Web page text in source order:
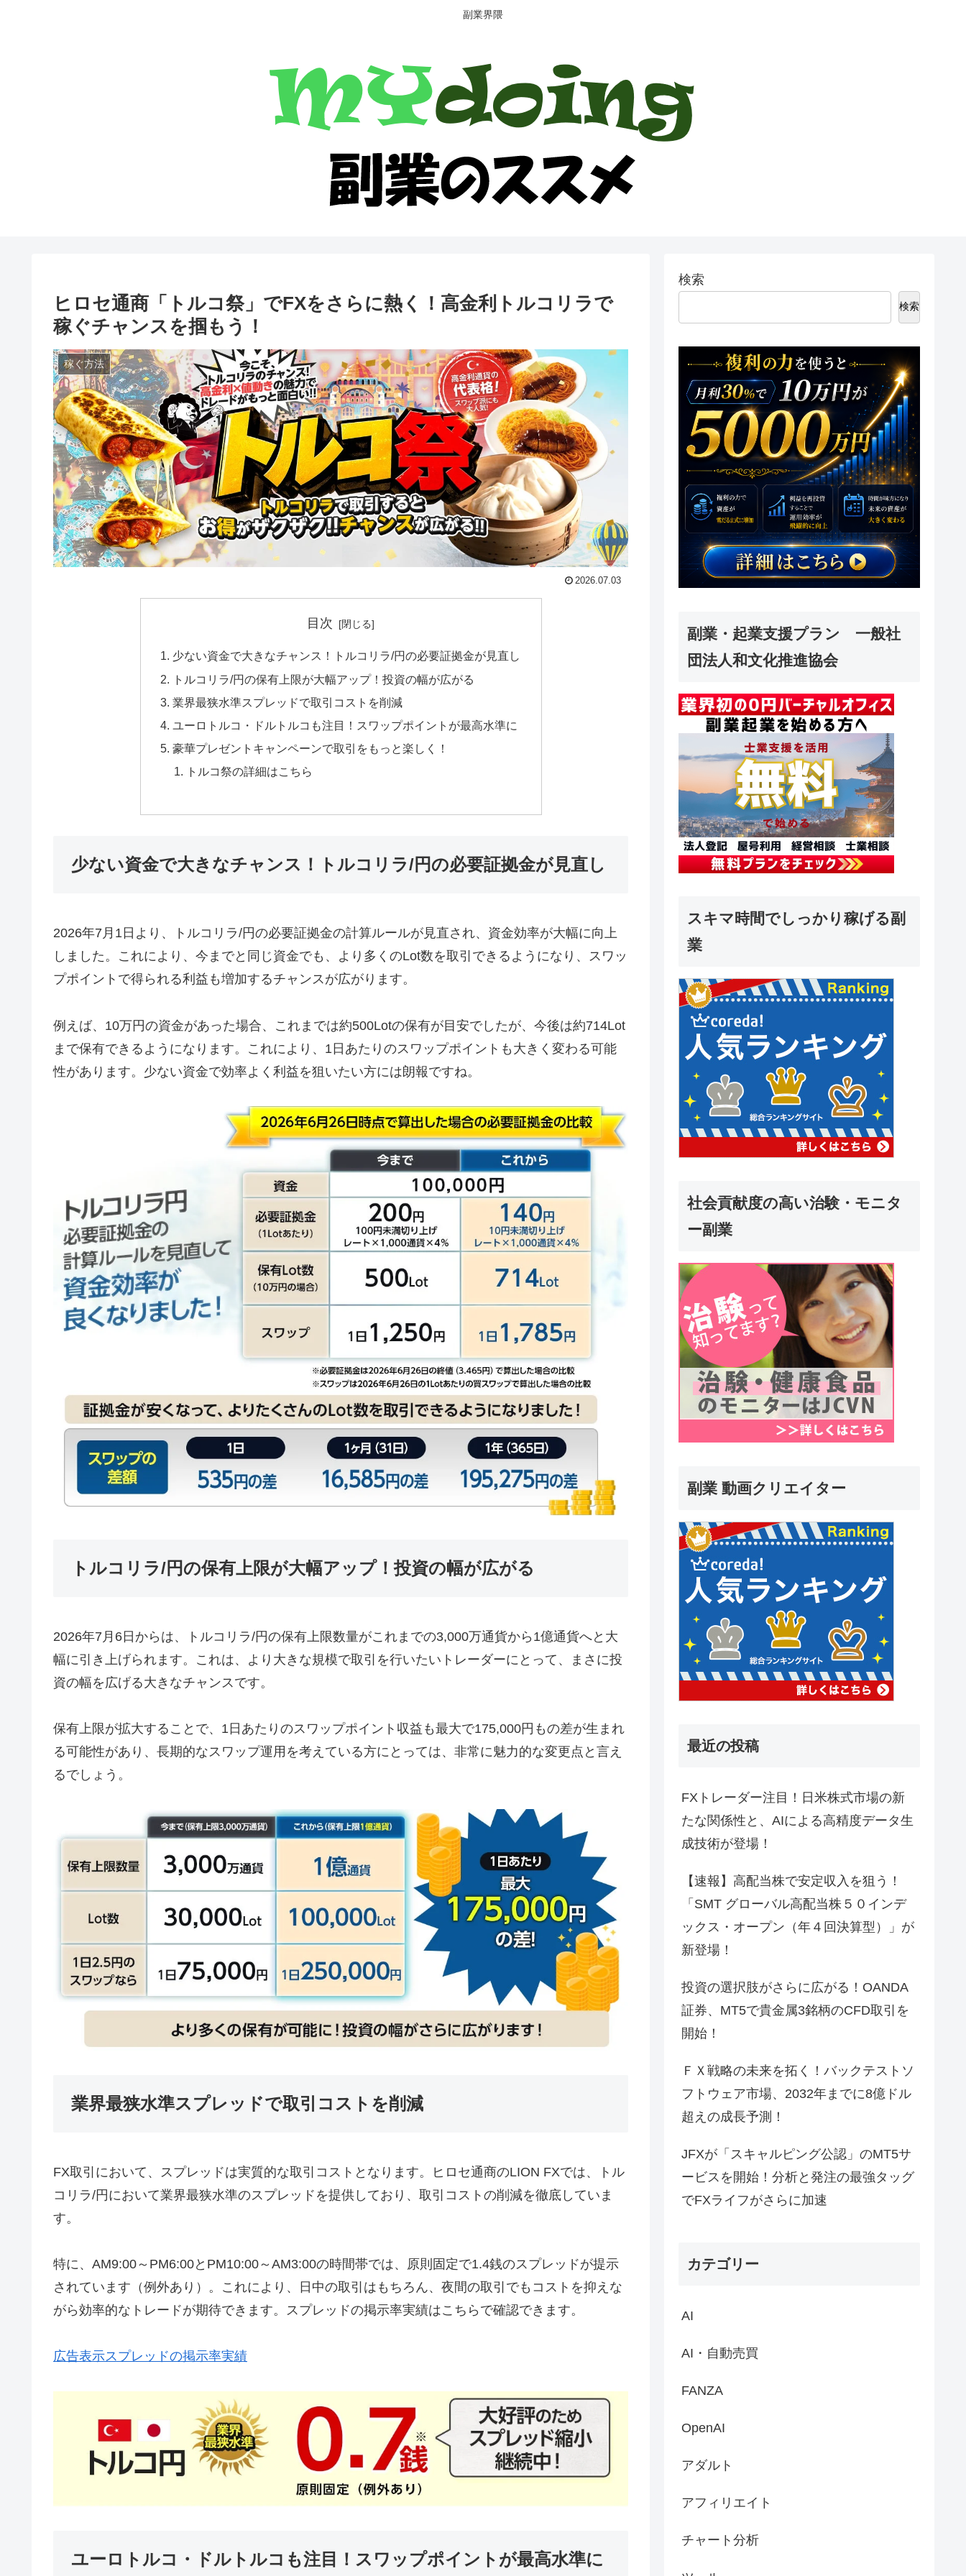
副業界隈
ヒロセ通商「トルコ祭」でFXをさらに熱く！高金利トルコリラで
稼ぐチャンスを掴もう！
稼ぐ方法
2026.07.03
目次
少ない資金で大きなチャンス！トルコリラ/円の必要証拠金が見直し
トルコリラ/円の保有上限が大幅アップ！投資の幅が広がる
業界最狭水準スプレッドで取引コストを削減
ユーロトルコ・ドルトルコも注目！スワップポイントが最高水準に
豪華プレゼントキャンペーンで取引をもっと楽しく！
トルコ祭の詳細はこちら
少ない資金で大きなチャンス！トルコリラ/円の必要証拠金が見直し
2026年7月1日より、トルコリラ/円の必要証拠金の計算ルールが見直され、資金効率が大幅に向上
しました。これにより、今までと同じ資金でも、より多くのLot数を取引できるようになり、スワッ
プポイントで得られる利益も増加するチャンスが広がります。
例えば、10万円の資金があった場合、これまでは約500Lotの保有が目安でしたが、今後は約714Lot
まで保有できるようになります。これにより、1日あたりのスワップポイントも大きく変わる可能
性があります。少ない資金で効率よく利益を狙いたい方には朗報ですね。
トルコリラ/円の保有上限が大幅アップ！投資の幅が広がる
2026年7月6日からは、トルコリラ/円の保有上限数量がこれまでの3,000万通貨から1億通貨へと大
幅に引き上げられます。これは、より大きな規模で取引を行いたいトレーダーにとって、まさに投
資の幅を広げる大きなチャンスです。
保有上限が拡大することで、1日あたりのスワップポイント収益も最大で175,000円もの差が生まれ
る可能性があり、長期的なスワップ運用を考えている方にとっては、非常に魅力的な変更点と言え
るでしょう。
業界最狭水準スプレッドで取引コストを削減
FX取引において、スプレッドは実質的な取引コストとなります。ヒロセ通商のLION FXでは、トル
コリラ/円において業界最狭水準のスプレッドを提供しており、取引コストの削減を徹底していま
す。
特に、AM9:00～PM6:00とPM10:00～AM3:00の時間帯では、原則固定で1.4銭のスプレッドが提示
されています（例外あり）。これにより、日中の取引はもちろん、夜間の取引でもコストを抑えな
がら効率的なトレードが期待できます。スプレッドの掲示率実績はこちらで確認できます。
広告表示スプレッドの掲示率実績
ユーロトルコ・ドルトルコも注目！スワップポイントが最高水準に
検索
検索
副業・起業支援プラン 一般社
団法人和文化推進協会
スキマ時間でしっかり稼げる副
業
社会貢献度の高い治験・モニタ
ー副業
副業 動画クリエイター
最近の投稿
FXトレーダー注目！日米株式市場の新
たな関係性と、AIによる高精度データ生
成技術が登場！
【速報】高配当株で安定収入を狙う！
「SMT グローバル高配当株５０インデ
ックス・オープン（年４回決算型）」が
新登場！
投資の選択肢がさらに広がる！OANDA
証券、MT5で貴金属3銘柄のCFD取引を
開始！
ＦＸ戦略の未来を拓く！バックテストソ
フトウェア市場、2032年までに8億ドル
超えの成長予測！
JFXが「スキャルピング公認」のMT5サ
ービスを開始！分析と発注の最強タッグ
でFXライフがさらに加速
カテゴリー
AI
AI・自動売買
FANZA
OpenAI
アダルト
アフィリエイト
チャート分析